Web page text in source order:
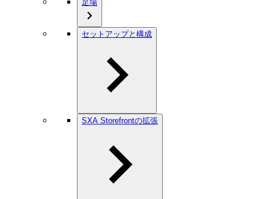
足場
セットアップと構成
SXA Storefrontの拡張